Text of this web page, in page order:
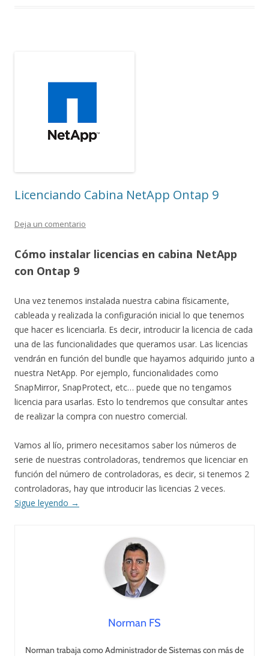
Licenciando Cabina NetApp Ontap 9
Deja un comentario
Cómo instalar licencias en cabina NetApp
con Ontap 9
Una vez tenemos instalada nuestra cabina físicamente,
cableada y realizada la configuración inicial lo que tenemos
que hacer es licenciarla. Es decir, introducir la licencia de cada
una de las funcionalidades que queramos usar. Las licencias
vendrán en función del bundle que hayamos adquirido junto a
nuestra NetApp. Por ejemplo, funcionalidades como
SnapMirror, SnapProtect, etc… puede que no tengamos
licencia para usarlas. Esto lo tendremos que consultar antes
de realizar la compra con nuestro comercial.
Vamos al lío, primero necesitamos saber los números de
serie de nuestras controladoras, tendremos que licenciar en
función del número de controladoras, es decir, si tenemos 2
controladoras, hay que introducir las licencias 2 veces.
Sigue leyendo →
Norman FS
Norman trabaja como Administrador de Sistemas con más de